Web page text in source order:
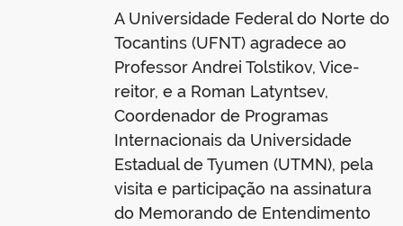
A Universidade Federal do Norte do
Tocantins (UFNT) agradece ao
Professor Andrei Tolstikov, Vice-
reitor, e a Roman Latyntsev,
Coordenador de Programas
Internacionais da Universidade
Estadual de Tyumen (UTMN), pela
visita e participação na assinatura
do Memorando de Entendimento